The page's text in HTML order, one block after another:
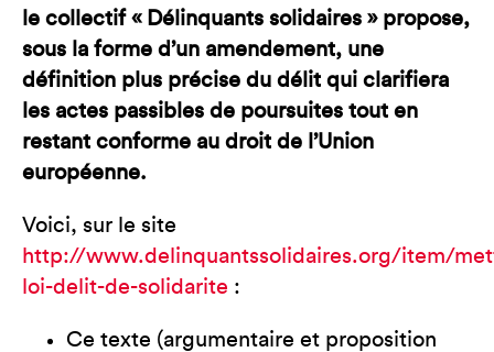
le collectif « Délinquants solidaires » propose,
sous la forme d’un amendement, une
définition plus précise du délit qui clarifiera
les actes passibles de poursuites tout en
restant conforme au droit de l’Union
européenne.
Voici, sur le site
http://www.delinquantssolidaires.org/item/
loi-delit-de-solidarite :
Ce texte (argumentaire et proposition